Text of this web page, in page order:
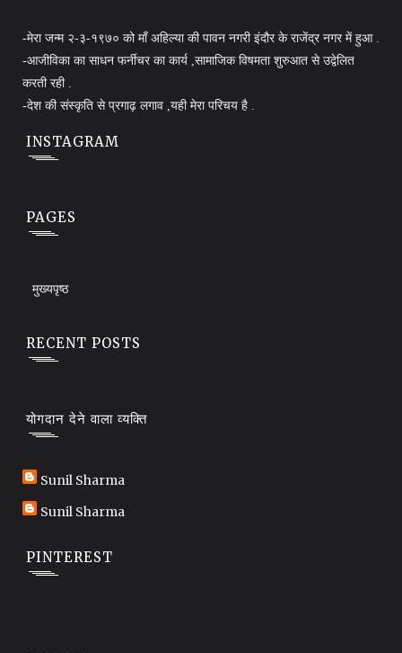
-मेरा जन्म २-३-१९७० को माँ अहिल्या की पावन नगरी इंदौर के राजेंद्र नगर में हुआ .
-आजीविका का साधन फर्नीचर का कार्य ,सामाजिक विषमता शुरुआत से उद्वेलित
करती रही .
-देश की संस्कृति से प्रगाढ़ लगाव ,यही मेरा परिचय है .
INSTAGRAM
PAGES
मुख्यपृष्ठ
RECENT POSTS
योगदान देने वाला व्यक्ति
Sunil Sharma
Sunil Sharma
PINTEREST